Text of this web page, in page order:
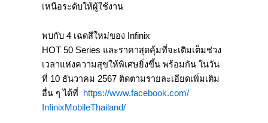
เหนือระดับให้ผู้ใช้งาน
พบกับ 4 เฉดสีใหม่ของ Infinix
HOT 50 Series และราคาสุดคุ้มที่จะเติมเต็มช่วง
เวลาแห่งความสุขให้พิเศษยิ่งขึ้น พร้อมกัน ในวัน
ที่ 10 ธันวาคม 2567 ติดตามรายละเอียดเพิ่มเติม
อื่น ๆ ได้ที่ https://www.facebook.com/
InfinixMobileThailand/